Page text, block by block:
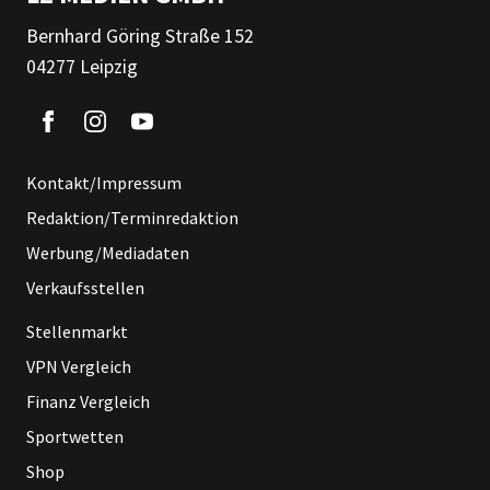
Bernhard Göring Straße 152
04277 Leipzig
Kontakt/Impressum
Redaktion/Terminredaktion
Werbung/Mediadaten
Verkaufsstellen
Stellenmarkt
VPN Vergleich
Finanz Vergleich
Sportwetten
Shop